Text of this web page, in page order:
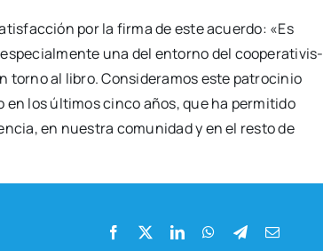
por la fir­ma de este acuer­do: «Es
una del entorno del coope­ra­ti­vis­
torno al libro. Con­si­de­ra­mos este patro­ci­nio
los últi­mos cin­co años, que ha per­mi­ti­do
en nues­tra comu­ni­dad y en el res­to de